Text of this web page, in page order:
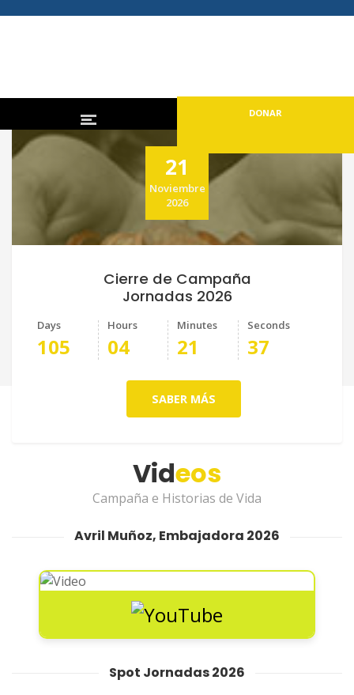
DONAR
21
Noviembre
2026
Cierre de Campaña
Jornadas 2026
Days
105
Hours
04
Minutes
21
Seconds
36
SABER MÁS
Videos
Campaña e Historias de Vida
Avril Muñoz, Embajadora 2026
Spot Jornadas 2026